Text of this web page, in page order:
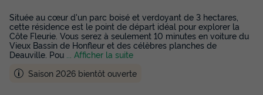
Située au cœur d'un parc boisé et verdoyant de 3 hectares,
cette résidence est le point de départ idéal pour explorer la
Côte Fleurie. Vous serez à seulement 10 minutes en voiture du
Vieux Bassin de Honfleur et des célèbres planches de
Deauville. Pou
... Afficher la suite
Saison 2026 bientôt ouverte